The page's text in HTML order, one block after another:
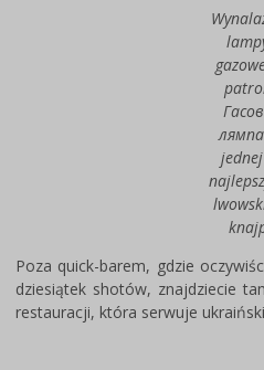
Poza quick-barem, gdzie
dziesiątek shotów, znajdziecie
restauracji, która serwuje